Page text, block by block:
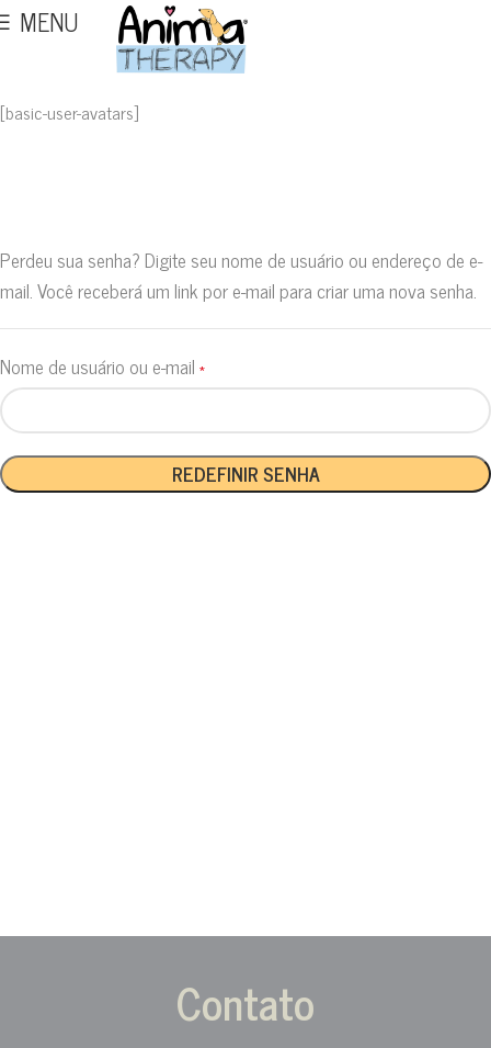
MENU
[basic-user-avatars]
Perdeu sua senha? Digite seu nome de usuário ou endereço de e-
mail. Você receberá um link por e-mail para criar uma nova senha.
Nome de usuário ou e-mail*
REDEFINIR SENHA
Contato